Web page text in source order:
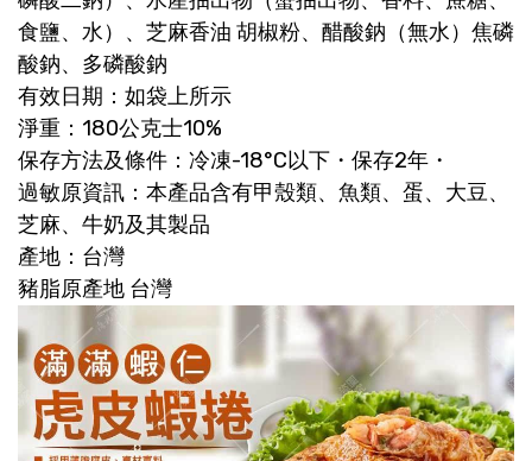
食鹽、水）、芝麻香油 胡椒粉、醋酸鈉（無水）焦磷
酸鈉、多磷酸鈉
有效日期：如袋上所示
淨重：180公克士10%
保存方法及條件：冷凍-18°C以下・保存2年・
過敏原資訊：本產品含有甲殼類、魚類、蛋、大豆、
芝麻、牛奶及其製品
產地：台灣
豬脂原產地 台灣